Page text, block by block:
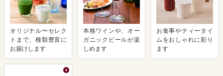
オリジナル〜セレク
トまで、種類豊富に
お届けします
本格ワインや、オー
ガニックビールが楽
しめます
お食事やティータイ
ムをおしゃれに彩り
ます